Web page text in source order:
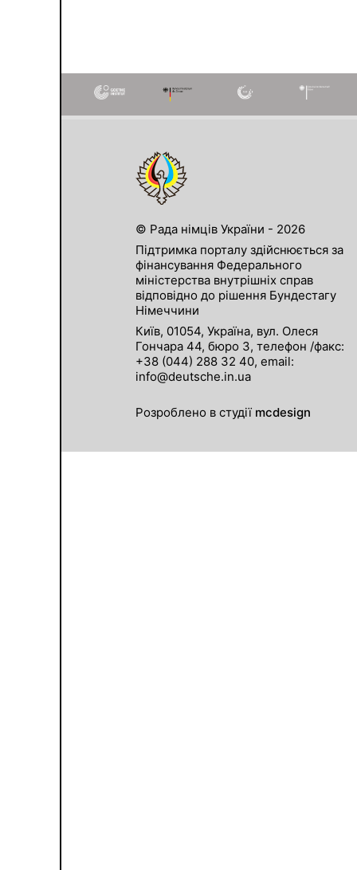
© Рада німців України - 2026
Підтримка порталу здійснюється за
фінансування Федерального
міністерства внутрішніх справ
відповідно до рішення Бундестагу
Німеччини
Київ, 01054, Україна, вул. Олеся
Гончара 44, бюро 3, телефон /факс:
+38 (044) 288 32 40, email:
info@deutsche.in.ua
Розроблено в студії mcdesign